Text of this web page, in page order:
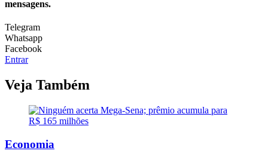
mensagens.
Telegram
Whatsapp
Facebook
Entrar
Veja Também
Economia